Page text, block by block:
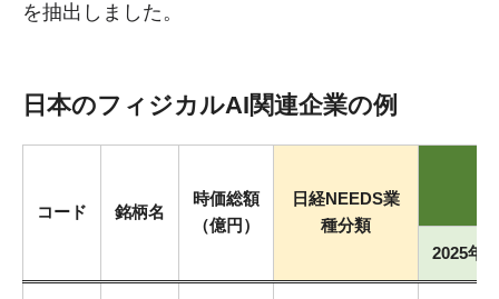
を抽出しました。
日本のフィジカルAI関連企業の例
コード 銘柄名
時価総額
（億円）
日経NEEDS業
種分類
2025年